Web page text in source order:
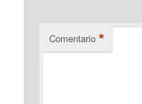
Comentario *